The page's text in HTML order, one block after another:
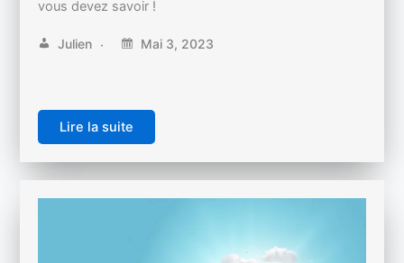
vous devez savoir !
Julien Mai 3, 2023
Lire la suite